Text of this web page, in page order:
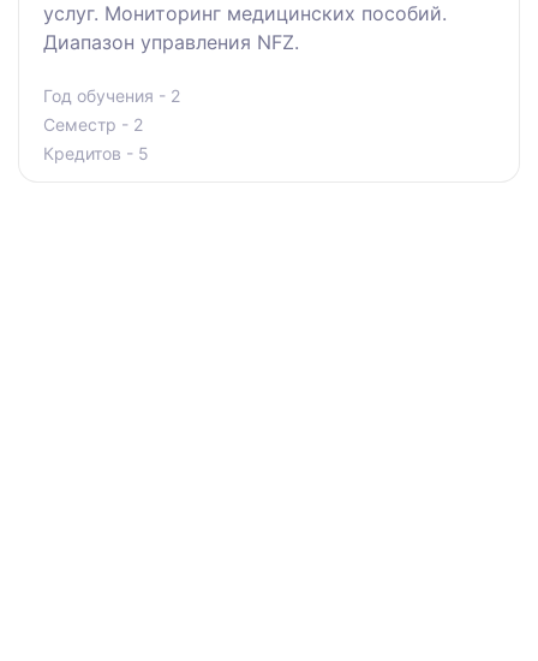
услуг. Мониторинг медицинских пособий.
Диапазон управления NFZ.
Год обучения - 2
Семестр - 2
Кредитов - 5